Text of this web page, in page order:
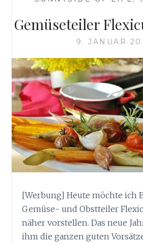
Gemüseteiler
9. JANUAR
[Werbung] Heute möchte ich
Gemüse- und Obstteiler
näher vorstellen. Das neue
ihm die ganzen guten